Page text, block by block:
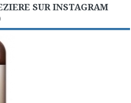
SUR INSTAGRAM